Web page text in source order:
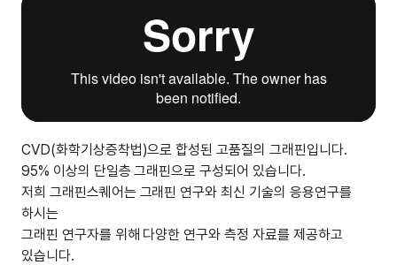
CVD(화학기상증착법)으로 합성된 고품질의 그래핀입니다.
95% 이상의 단일층 그래핀으로 구성되어 있습니다.
저희 그래핀스퀘어는 그래핀 연구와 최신 기술의 응용연구를
하시는
그래핀 연구자를 위해 다양한 연구와 측정 자료를 제공하고
있습니다.